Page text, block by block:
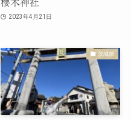
櫻木神社
2023年4月21日
茨城県